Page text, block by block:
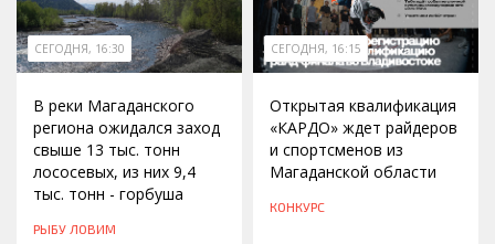
СЕГОДНЯ, 16:30
В реки Магаданского
региона ожидался заход
свыше 13 тыс. тонн
лососевых, из них 9,4
тыс. тонн - горбуша
РЫБУ ЛОВИМ
СЕГОДНЯ, 16:15
Открытая квалификация
«КАРДО» ждет райдеров
и спортсменов из
Магаданской области
КОНКУРС